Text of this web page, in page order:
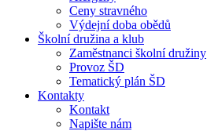
Ceny stravného
Výdejní doba obědů
Školní družina a klub
Zaměstnanci školní družiny
Provoz ŠD
Tematický plán ŠD
Kontakty
Kontakt
Napište nám